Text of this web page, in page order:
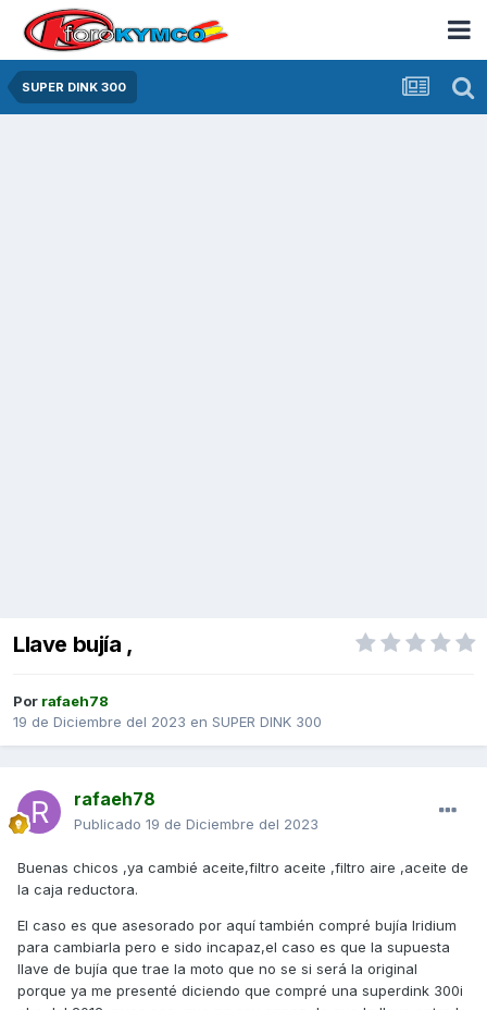
SUPER DINK 300
Llave bujía ,
Por rafaeh78
19 de Diciembre del 2023 en SUPER DINK 300
rafaeh78
Publicado 19 de Diciembre del 2023
Buenas chicos ,ya cambié aceite,filtro aceite ,filtro aire ,aceite de
la caja reductora.
El caso es que asesorado por aquí también compré bujía Iridium
para cambiarla pero e sido incapaz,el caso es que la supuesta
llave de bujía que trae la moto que no se si será la original
porque ya me presenté diciendo que compré una superdink 300i